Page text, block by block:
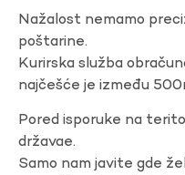
Nažalost nemamo
poštarine.
Kurirska služba
najčešće je između
Pored isporuke na
državae.
Samo nam javite gde